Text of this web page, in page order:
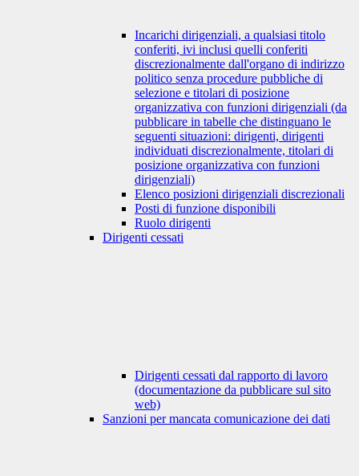
Incarichi dirigenziali, a qualsiasi titolo
conferiti, ivi inclusi quelli conferiti
discrezionalmente dall'organo di indirizzo
politico senza procedure pubbliche di
selezione e titolari di posizione
organizzativa con funzioni dirigenziali (da
pubblicare in tabelle che distinguano le
seguenti situazioni: dirigenti, dirigenti
individuati discrezionalmente, titolari di
posizione organizzativa con funzioni
dirigenziali)
Elenco posizioni dirigenziali discrezionali
Posti di funzione disponibili
Ruolo dirigenti
Dirigenti cessati
Dirigenti cessati dal rapporto di lavoro
(documentazione da pubblicare sul sito
web)
Sanzioni per mancata comunicazione dei dati